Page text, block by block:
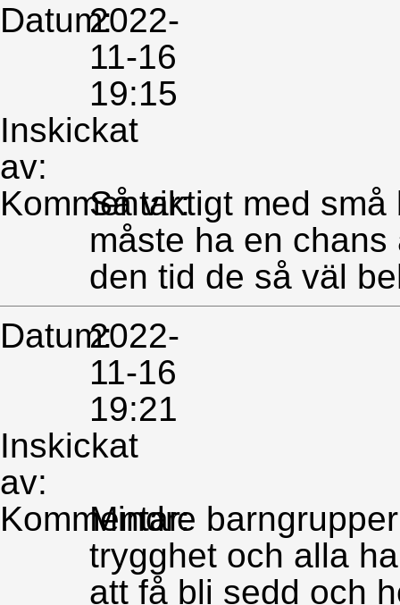
Datum:2022-
11-16
19:15
Inskickat
av:
Kommentar:
Så viktigt med
måste ha en
den tid de så väl
Datum:2022-
11-16
19:21
Inskickat
av:
Kommentar:
Mindre
trygghet och alla
att få bli sedd och